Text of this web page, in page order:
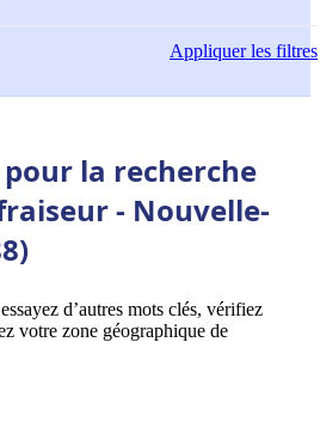
Appliquerles filtres
la recherche
- Nouvelle-
d’autres mots clés, vérifiez
votre zone géographique de